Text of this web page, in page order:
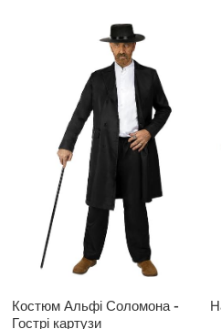
Костюм Альфі Соломона -
Гострі картузи